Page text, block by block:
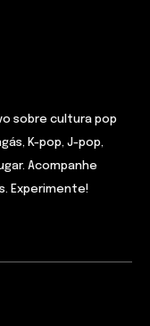
sobre cultura pop
K-pop, J-pop,
Acompanhe
Experimente!